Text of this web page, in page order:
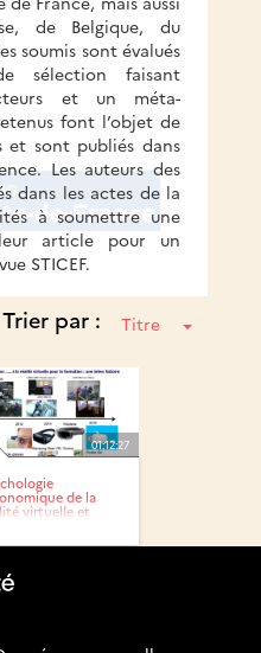
de Belgique, du
soumis sont évalués
sélection faisant
et un méta-
font l’objet de
et sont publiés dans
Les auteurs des
dans les actes de la
à soumettre une
article pour un
STICEF.
Trier par : Titre
01:12:27
de la
virtuelle et